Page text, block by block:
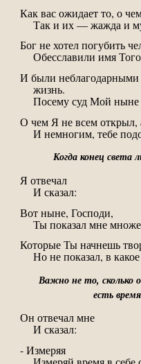
Как вас ожидает то, о
Так и их — жажда и
Бог не хотел погубить
Обесславили имя
И были
жизнь.
Посему суд Мой
О чем Я не всем открыл,
И немногим, тебе
Когда конец света
Я отвечал
И сказал:
Вот ныне, Господи,
Ты показал мне
Которые Ты начнешь
Но не показал, в
Важно не то, сколько
есть
Он отвечал мне
И сказал:
- Измеряя